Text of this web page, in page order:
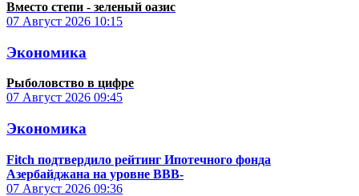
Вместо степи - зеленый оазис
07 Август 2026 10:15
Экономика
Рыболовство в цифре
07 Август 2026 09:45
Экономика
Fitch подтвердило рейтинг Ипотечного фонда
Азербайджана на уровне BBB-
07 Август 2026 09:36